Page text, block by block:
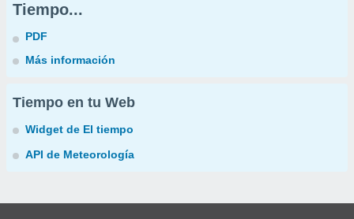
Tiempo...
PDF
Más información
Tiempo en tu Web
Widget de El tiempo
API de Meteorología